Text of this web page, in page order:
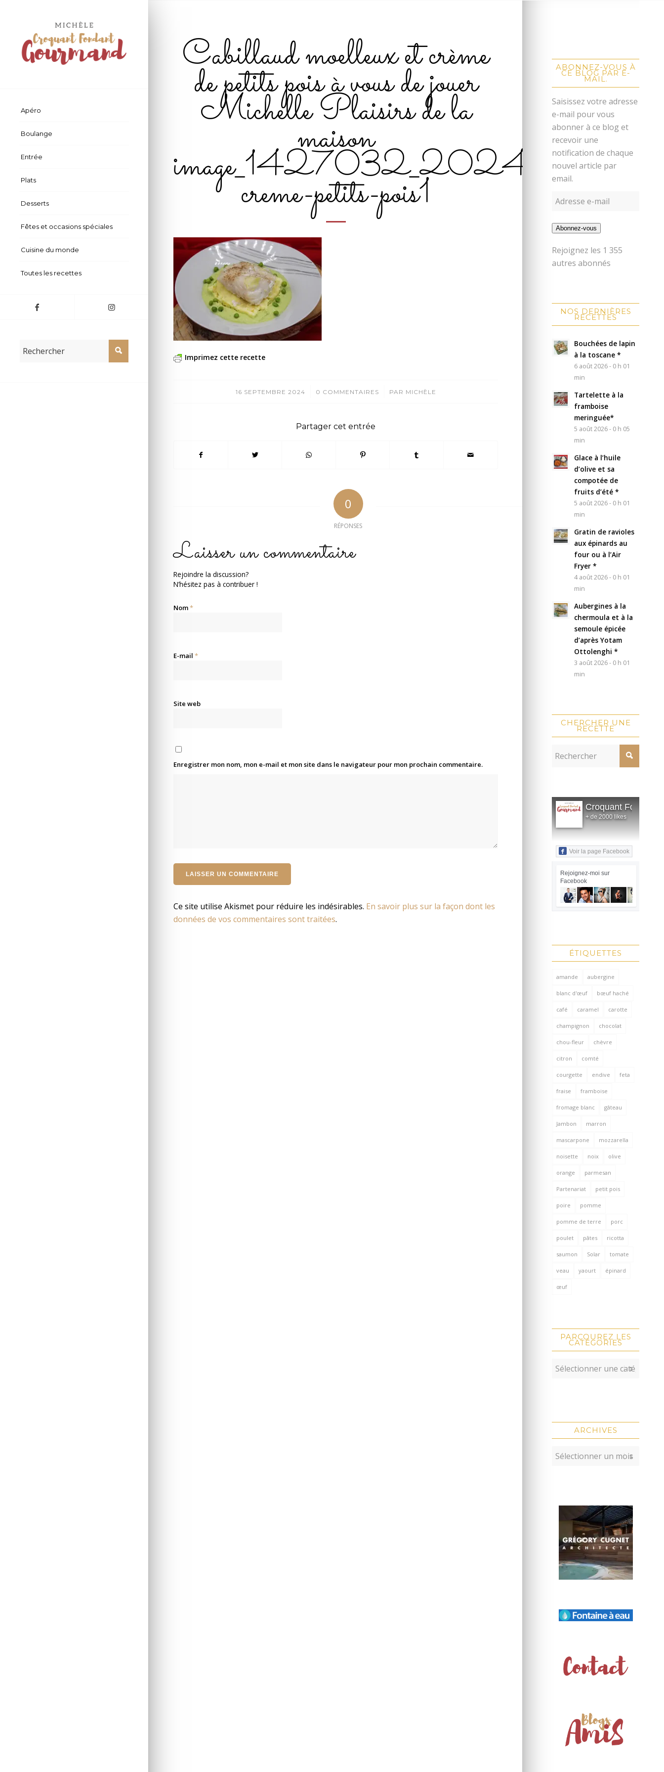
Apéro
Boulange
Entrée
Plats
Desserts
Fêtes et occasions spéciales
Cuisine du monde
Toutes les recettes
Cabillaud moelleux et crème
de petits pois à vous de jouer
Michelle Plaisirs de la
maison
creme-petits-pois1
Imprimez cette recette
16 SEPTEMBRE 2024
/ 0 COMMENTAIRES
/ PAR MICHÈLE
Partager cet entrée
0
RÉPONSES
Laisser un commentaire
Rejoindre la discussion?
N’hésitez pas à contribuer !
Nom*
E-mail *
Site web
Enregistrer mon nom, mon e-mail et mon site dans le navigateur pour mon prochain commentaire.
Ce site utilise Akismet pour réduire les indésirables. En savoir plus sur la façon dont les
données de vos commentaires sont traitées.
ABONNEZ-VOUS À
CE BLOG PAR E-
MAIL.
Saisissez votre adresse
e-mail pour vous
abonner à ce blog et
recevoir une
notification de chaque
nouvel article par
email.
Abonnez-vous
Rejoignez les 1 355
autres abonnés
NOS DERNIÈRES
RECETTES
Bouchées de lapin
à la toscane *
6 août 2026 - 0 h 01
min
Tartelette à la
framboise
meringuée*
5 août 2026 - 0 h 05
min
Glace à l’huile
d’olive et sa
compotée de
fruits d’été *
5 août 2026 - 0 h 01
min
Gratin de ravioles
aux épinards au
four ou à l’Air
Fryer *
4 août 2026 - 0 h 01
min
Aubergines à la
chermoula et à la
semoule épicée
d’après Yotam
Ottolenghi *
3 août 2026 - 0 h 01
min
CHERCHER UNE
RECETTE
Croquant Fondant
+ de 2000 likes
Voir la page Facebook
Rejoignez-moi sur
Facebook
ÉTIQUETTES
amande aubergine
blanc d'œuf bœuf haché
café caramel carotte
champignon chocolat
chou-fleur chèvre
citron comté
courgette endive feta
fraise framboise
fromage blanc gâteau
Jambon marron
mascarpone mozzarella
noisette noix olive
orange parmesan
Partenariat petit pois
poire pomme
pomme de terre porc
poulet pâtes ricotta
saumon Solar tomate
veau yaourt épinard
œuf
PARCOUREZ LES
CATÉGORIES
ARCHIVES